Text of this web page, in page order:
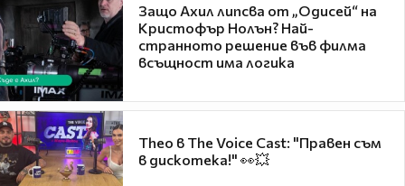
Защо Ахил липсва от „Одисей“ на
Кристофър Нолън? Най-
странното решение във филма
всъщност има логика
Theo в The Voice Cast: "Правен съм
в дискотека!" 👀💥